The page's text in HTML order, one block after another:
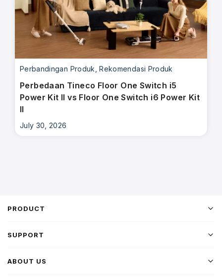
Perbandingan Produk ,Rekomendasi Produk
Perbedaan Tineco Floor One Switch i5
Power Kit II vs Floor One Switch i6 Power Kit
II
July 30, 2026
PRODUCT
SUPPORT
ABOUT US